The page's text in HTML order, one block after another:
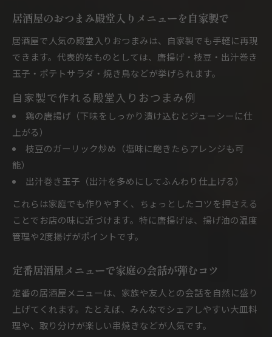
居酒屋のおつまみ殿堂入りメニューを自家製で
居酒屋で人気の殿堂入りおつまみは、自家製でも手軽に再現
できます。代表的なものとしては、唐揚げ・枝豆・出汁巻き
玉子・ポテトサラダ・焼き鳥などが挙げられます。
自家製で作れる殿堂入りおつまみ例
鶏の唐揚げ（下味をしっかり漬け込むとジューシーに仕
上がる）
枝豆のガーリック炒め（塩味に飽きたらアレンジも可
能）
出汁巻き玉子（出汁を多めにしてふんわり仕上げる）
これらは家庭でも作りやすく、ちょっとしたコツを押さえる
ことでお店の味に近づけます。特に唐揚げは、揚げ油の温度
管理や2度揚げがポイントです。
定番居酒屋メニューで家庭の会話が弾むコツ
定番の居酒屋メニューは、家族や友人との会話を自然に盛り
上げてくれます。たとえば、みんなでシェアしやすい大皿料
理や、取り分けが楽しい串焼きなどが人気です。